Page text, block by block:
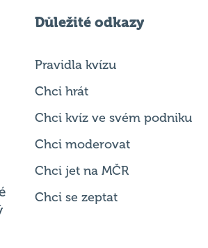
Důležité odkazy
Pravidla kvízu
Chci hrát
Chci kvíz ve svém podniku
Chci moderovat
Chci jet na MČR
Chci se zeptat